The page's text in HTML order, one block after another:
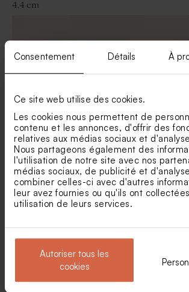
Consentement Détails À
Ce site web utilise des cookies.
Les cookies nous permettent de
contenu et les annonces, d'offrir des
relatives aux médias sociaux et
Nous partageons également des
l'utilisation de notre site avec nos
médias sociaux, de publicité et
combiner celles-ci avec d'autres
leur avez fournies ou qu'ils ont
utilisation de leurs services.
Autoriser tous les
cookies
Tubes de paillette de savon -
Sucette fête eucalyptus et
blanche
Bougie fête
4,4 cm
Sticker autocollant fête
Étoile du nord 4,4 cm
Sticker
Lama et